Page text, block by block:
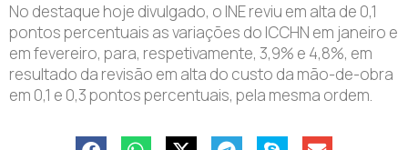
No destaque hoje divulgado, o INE reviu em alta de 0,1
pontos percentuais as variações do ICCHN em janeiro e
em fevereiro, para, respetivamente, 3,9% e 4,8%, em
resultado da revisão em alta do custo da mão-de-obra
em 0,1 e 0,3 pontos percentuais, pela mesma ordem.